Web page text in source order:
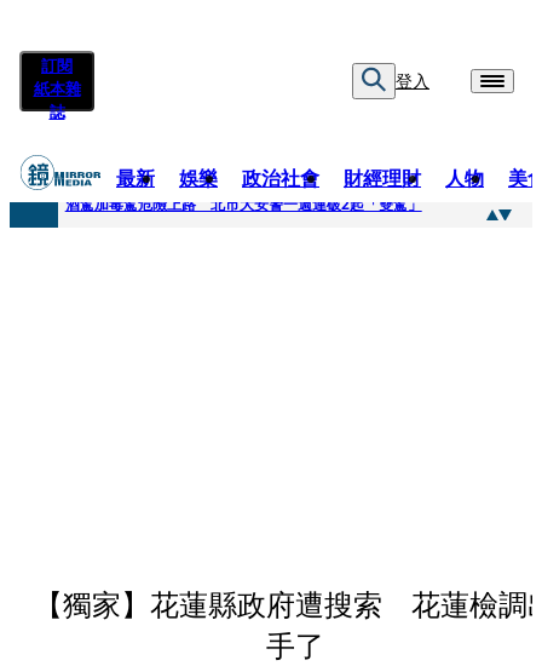
訂閱
紙本雜
誌
登入
最新 娛樂 政治社會 財經理財 人物 美
快訊
酒駕加毒駕危險上路 北市大安警一週連破2起「雙駕」
【獨家】花蓮縣政府遭搜索 花蓮檢調
手了